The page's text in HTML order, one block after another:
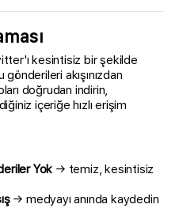
kesintisiz bir şekilde
akışınızdan
doğrudan indirin,
içeriğe hızlı erişim
Yok → temiz, kesintisiz
→ medyayı anında kaydedin